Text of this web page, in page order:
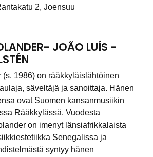
2, Joensuu
JOÃO LUÍS -
(s. 1986) on rääkkyläislähtöinen
säveltäjä ja sanoittaja. Hänen
ovat Suomen kansanmusiikin
Rääkkylässä. Vuodesta
on imenyt länsiafrikkalaista
Senegalissa ja
syntyy hänen